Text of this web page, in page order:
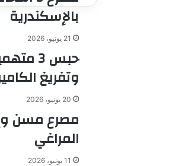
باطنة
يقدم
مهمة
لضيوف
الرحمن
بالإسكندرية
21 يونيو، 2026
حبس
وتفريغ
20 يونيو، 2026
مصرع مسن
المراغي
11 يونيو، 2026